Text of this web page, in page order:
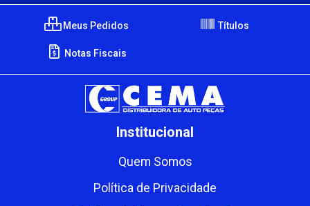
Meus Pedidos Títulos
Notas Fiscais
Institucional
Quem Somos
Política de Privacidade